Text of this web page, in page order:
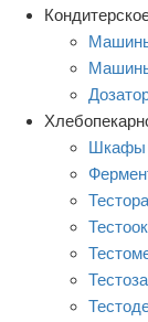
Шкафы